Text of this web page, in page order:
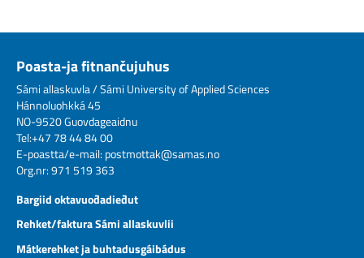
Poasta-ja fitnančujuhus
Sámi allaskuvla / Sámi University of Applied Sciences
Hánnoluohkká 45
NO-9520 Guovdageaidnu
Tel:+47 78 44 84 00
E-poastta/e-mail:postmottak@samas.no
Org.nr: 971 519 363
Bargiid oktavuođadieđut
Rehket/faktura Sámi allaskuvlii
Mátkerehket ja buhtadusgáibádus